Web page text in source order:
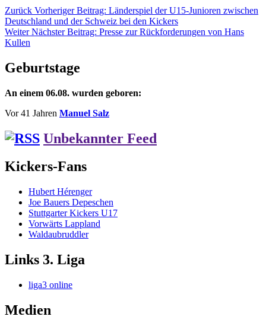
Zurück Vorheriger Beitrag: Länderspiel der U15-Junioren zwischen
Deutschland und der Schweiz bei den Kickers
Weiter Nächster Beitrag: Presse zur Rückforderungen von Hans
Kullen
Geburtstage
An einem 06.08. wurden geboren:
Vor 41 Jahren Manuel Salz
Unbekannter Feed
Kickers-Fans
Hubert Hérenger
Joe Bauers Depeschen
Stuttgarter Kickers U17
Vorwärts Lappland
Waldaubruddler
Links 3. Liga
liga3 online
Medien